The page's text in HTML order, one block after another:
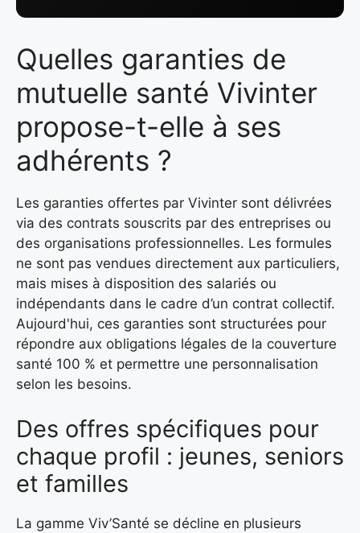
Quelles garanties de
mutuelle santé Vivinter
propose-t-elle à ses
adhérents ?
Les garanties offertes par Vivinter sont délivrées
via des contrats souscrits par des entreprises ou
des organisations professionnelles. Les formules
ne sont pas vendues directement aux particuliers,
mais mises à disposition des salariés ou
indépendants dans le cadre d’un contrat collectif.
Aujourd'hui, ces garanties sont structurées pour
répondre aux obligations légales de la couverture
santé 100 % et permettre une personnalisation
selon les besoins.
Des offres spécifiques pour
chaque profil : jeunes, seniors
et familles
La gamme Viv’Santé se décline en plusieurs